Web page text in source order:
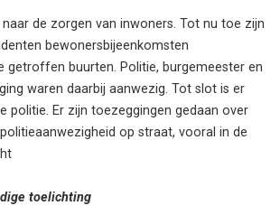
de zorgen van inwoners. Tot nu toe zijn
bewonersbijeenkomsten
getroffen buurten. Politie, burgemeester en
waren daarbij aanwezig. Tot slot is er
politie. Er zijn toezeggingen gedaan over
op straat, vooral in de
toelichting